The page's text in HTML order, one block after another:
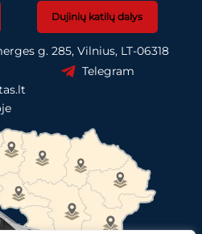
Dujinių katilų dalys
g. 285, Vilnius, LT-06318
Telegram